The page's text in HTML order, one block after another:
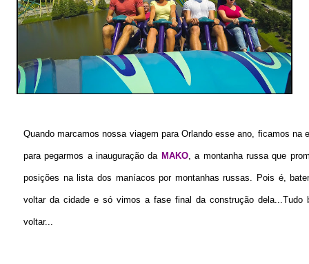
Quando marcamos nossa viagem para Orlando esse ano, ficamos na
para pegarmos a inauguração da MAKO, a montanha russa que
posições na lista dos maníacos por montanhas russas. Pois é,
voltar da cidade e só vimos a fase final da construção
voltar...